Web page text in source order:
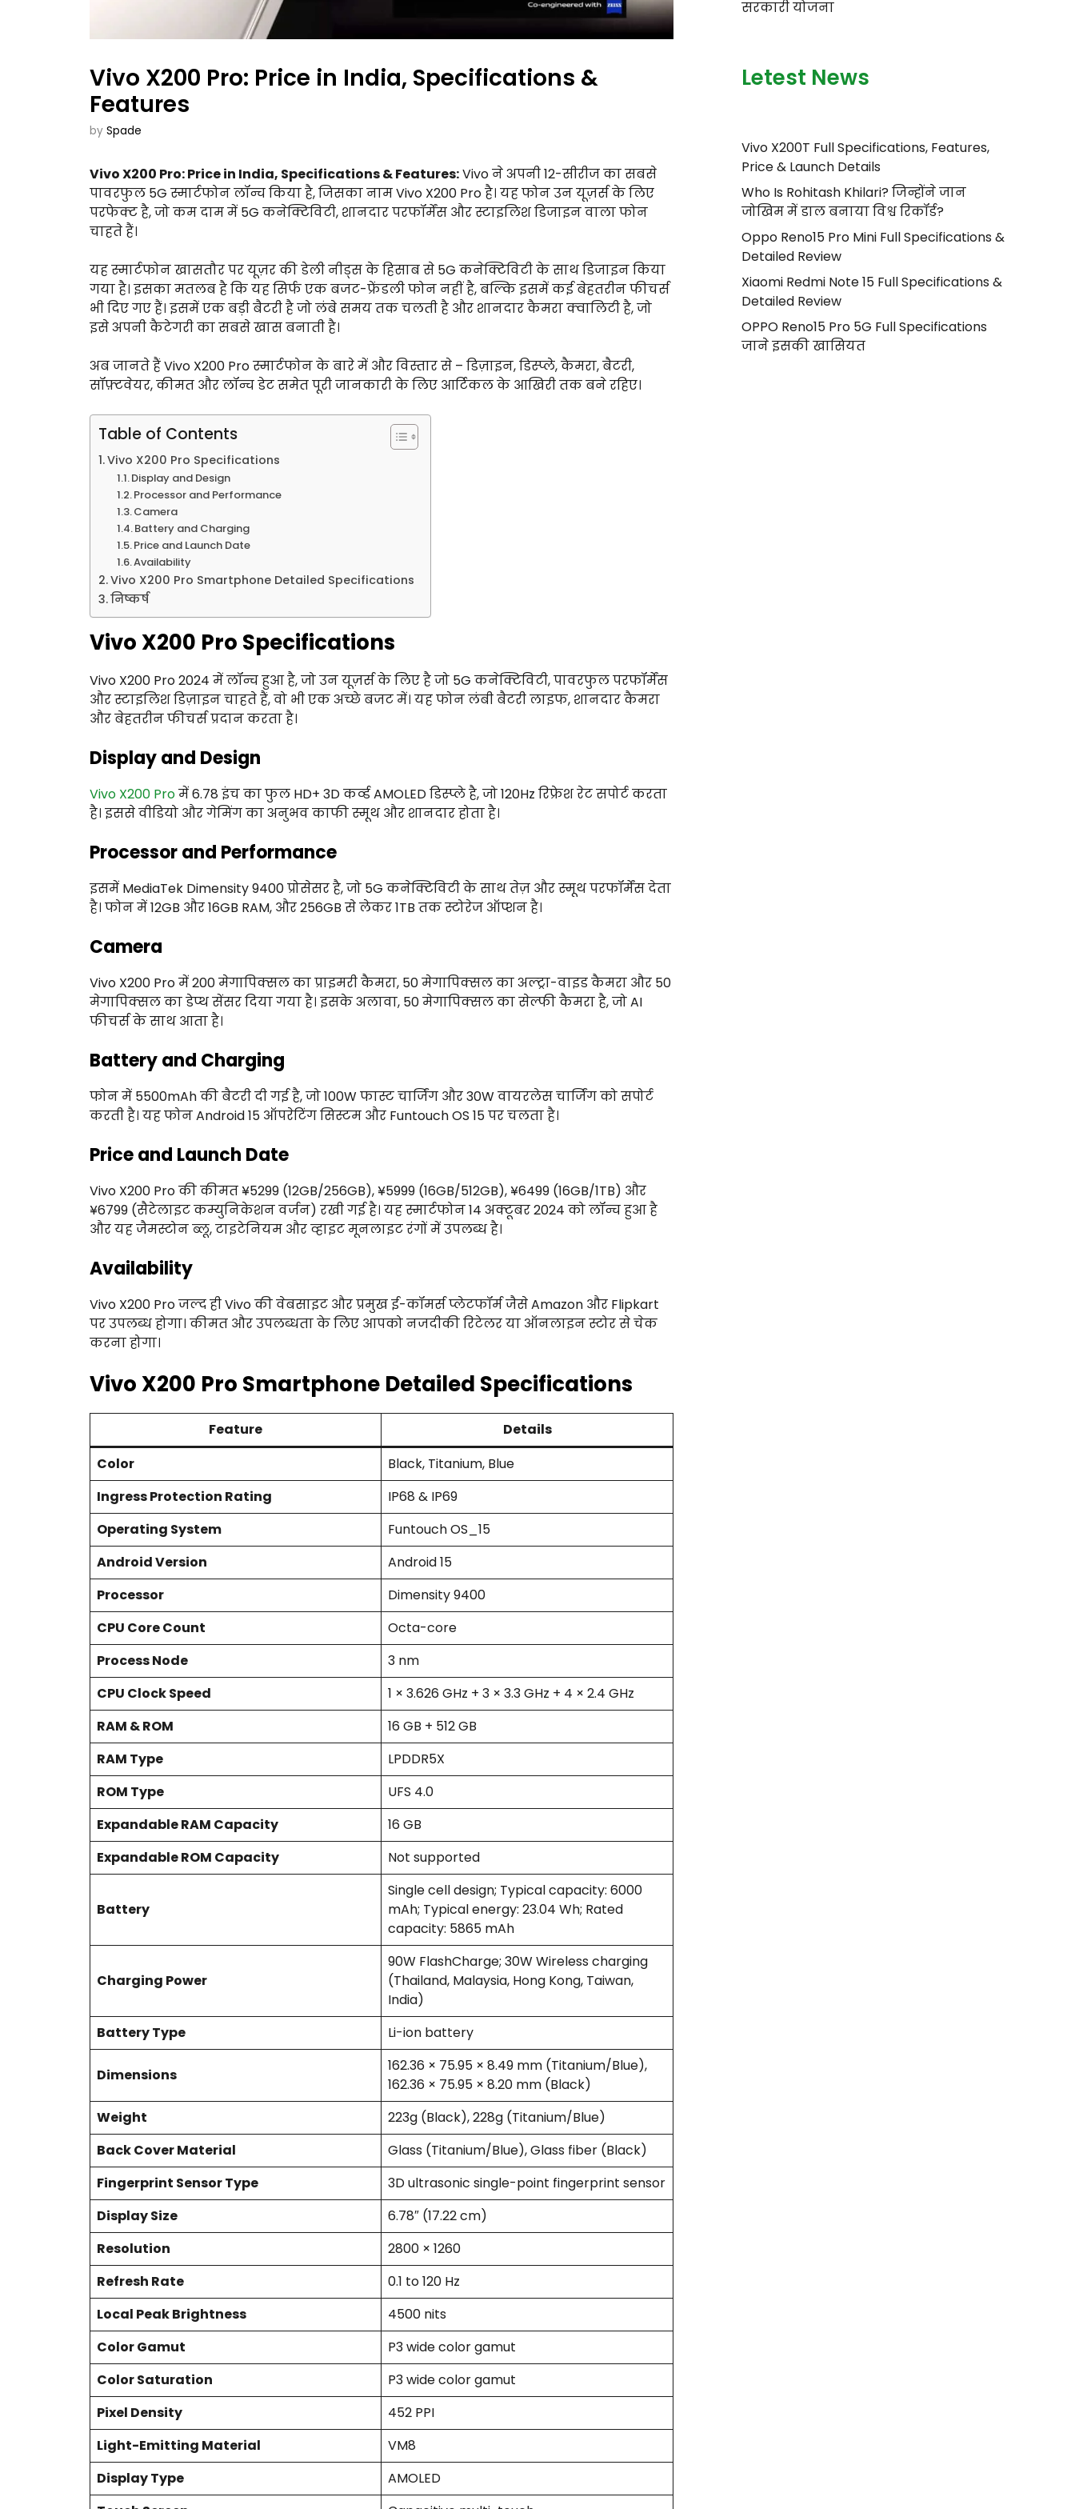
Vivo X200 Pro: Price in India, Specifications &
Features
by Spade
Vivo X200 Pro: Price in India, Specifications & Features:Vivo ने अपनी 12-सीरीज का सबसे
पावरफुल 5G स्मार्टफोन लॉन्च किया है, जिसका नाम Vivo X200 Pro है। यह फोन उन यूज़र्स के लिए
परफेक्ट है, जो कम दाम में 5G कनेक्टिविटी, शानदार परफॉर्मेंस और स्टाइलिश डिजाइन वाला फोन
चाहते हैं।
यह स्मार्टफोन खासतौर पर यूज़र की डेली नीड्स के हिसाब से 5G कनेक्टिविटी के साथ डिजाइन किया
गया है। इसका मतलब है कि यह सिर्फ एक बजट-फ्रेंडली फोन नहीं है, बल्कि इसमें कई बेहतरीन फीचर्स
भी दिए गए हैं। इसमें एक बड़ी बैटरी है जो लंबे समय तक चलती है और शानदार कैमरा क्वालिटी है, जो
इसे अपनी कैटेगरी का सबसे खास बनाती है।
अब जानते हैं Vivo X200 Pro स्मार्टफोन के बारे में और विस्तार से – डिज़ाइन, डिस्प्ले, कैमरा, बैटरी,
सॉफ़्टवेयर, कीमत और लॉन्च डेट समेत पूरी जानकारी के लिए आर्टिकल के आखिरी तक बने रहिए।
Table of Contents
Vivo X200 Pro Specifications
Display and Design
Processor and Performance
Camera
Battery and Charging
Price and Launch Date
Availability
Vivo X200 Pro Smartphone Detailed Specifications
निष्कर्ष
Vivo X200 Pro Specifications
Vivo X200 Pro 2024 में लॉन्च हुआ है, जो उन यूज़र्स के लिए है जो 5G कनेक्टिविटी, पावरफुल परफॉर्मेंस
और स्टाइलिश डिज़ाइन चाहते हैं, वो भी एक अच्छे बजट में। यह फोन लंबी बैटरी लाइफ, शानदार कैमरा
और बेहतरीन फीचर्स प्रदान करता है।
Display and Design
Vivo X200 Proमें 6.78 इंच का फुल HD+ 3D कर्व्ड AMOLED डिस्प्ले है, जो 120Hz रिफ्रेश रेट सपोर्ट करता
है। इससे वीडियो और गेमिंग का अनुभव काफी स्मूथ और शानदार होता है।
Processor and Performance
इसमें MediaTek Dimensity 9400 प्रोसेसर है, जो 5G कनेक्टिविटी के साथ तेज़ और स्मूथ परफॉर्मेंस देता
है। फोन में 12GB और 16GB RAM, और 256GB से लेकर 1TB तक स्टोरेज ऑप्शन है।
Camera
Vivo X200 Pro में 200 मेगापिक्सल का प्राइमरी कैमरा, 50 मेगापिक्सल का अल्ट्रा-वाइड कैमरा और 50
मेगापिक्सल का डेप्थ सेंसर दिया गया है। इसके अलावा, 50 मेगापिक्सल का सेल्फी कैमरा है, जो AI
फीचर्स के साथ आता है।
Battery and Charging
फोन में 5500mAh की बैटरी दी गई है, जो 100W फास्ट चार्जिंग और 30W वायरलेस चार्जिंग को सपोर्ट
करती है। यह फोन Android 15 ऑपरेटिंग सिस्टम और Funtouch OS 15 पर चलता है।
Price and Launch Date
Vivo X200 Pro की कीमत ¥5299 (12GB/256GB), ¥5999 (16GB/512GB), ¥6499 (16GB/1TB) और
¥6799 (सैटेलाइट कम्युनिकेशन वर्जन) रखी गई है। यह स्मार्टफोन 14 अक्टूबर 2024 को लॉन्च हुआ है
और यह जैमस्टोन ब्लू, टाइटेनियम और व्हाइट मूनलाइट रंगों में उपलब्ध है।
Availability
Vivo X200 Pro जल्द ही Vivo की वेबसाइट और प्रमुख ई-कॉमर्स प्लेटफॉर्म जैसे Amazon और Flipkart
पर उपलब्ध होगा। कीमत और उपलब्धता के लिए आपको नजदीकी रिटेलर या ऑनलाइन स्टोर से चेक
करना होगा।
Vivo X200 Pro Smartphone Detailed Specifications
Feature
Details
Color
Black, Titanium, Blue
Ingress Protection Rating
IP68 & IP69
Operating System
Funtouch OS_15
Android Version
Android 15
Processor
Dimensity 9400
CPU Core Count
Octa-core
Process Node
3 nm
CPU Clock Speed
1 × 3.626 GHz + 3 × 3.3 GHz + 4 × 2.4 GHz
RAM & ROM
16 GB + 512 GB
RAM Type
LPDDR5X
ROM Type
UFS 4.0
Expandable RAM Capacity
16 GB
Expandable ROM Capacity
Not supported
Battery
Single cell design; Typical capacity: 6000
mAh; Typical energy: 23.04 Wh; Rated
capacity: 5865 mAh
Charging Power
90W FlashCharge; 30W Wireless charging
(Thailand, Malaysia, Hong Kong, Taiwan,
India)
Battery Type
Li-ion battery
Dimensions
162.36 × 75.95 × 8.49 mm (Titanium/Blue),
162.36 × 75.95 × 8.20 mm (Black)
Weight
223g (Black), 228g (Titanium/Blue)
Back Cover Material
Glass (Titanium/Blue), Glass fiber (Black)
Fingerprint Sensor Type
3D ultrasonic single-point fingerprint sensor
Display Size
6.78″ (17.22 cm)
Resolution
2800 × 1260
Refresh Rate
0.1 to 120 Hz
Local Peak Brightness
4500 nits
Color Gamut
P3 wide color gamut
Color Saturation
P3 wide color gamut
Pixel Density
452 PPI
Light-Emitting Material
VM8
Display Type
AMOLED
सरकारी योजना
Letest News
Vivo X200T Full Specifications, Features,
Price & Launch Details
Who Is Rohitash Khilari? जिन्होंने जान
जोखिम में डाल बनाया विश्व रिकॉर्ड?
Oppo Reno15 Pro Mini Full Specifications &
Detailed Review
Xiaomi Redmi Note 15 Full Specifications &
Detailed Review
OPPO Reno15 Pro 5G Full Specifications
जाने इसकी खासियत